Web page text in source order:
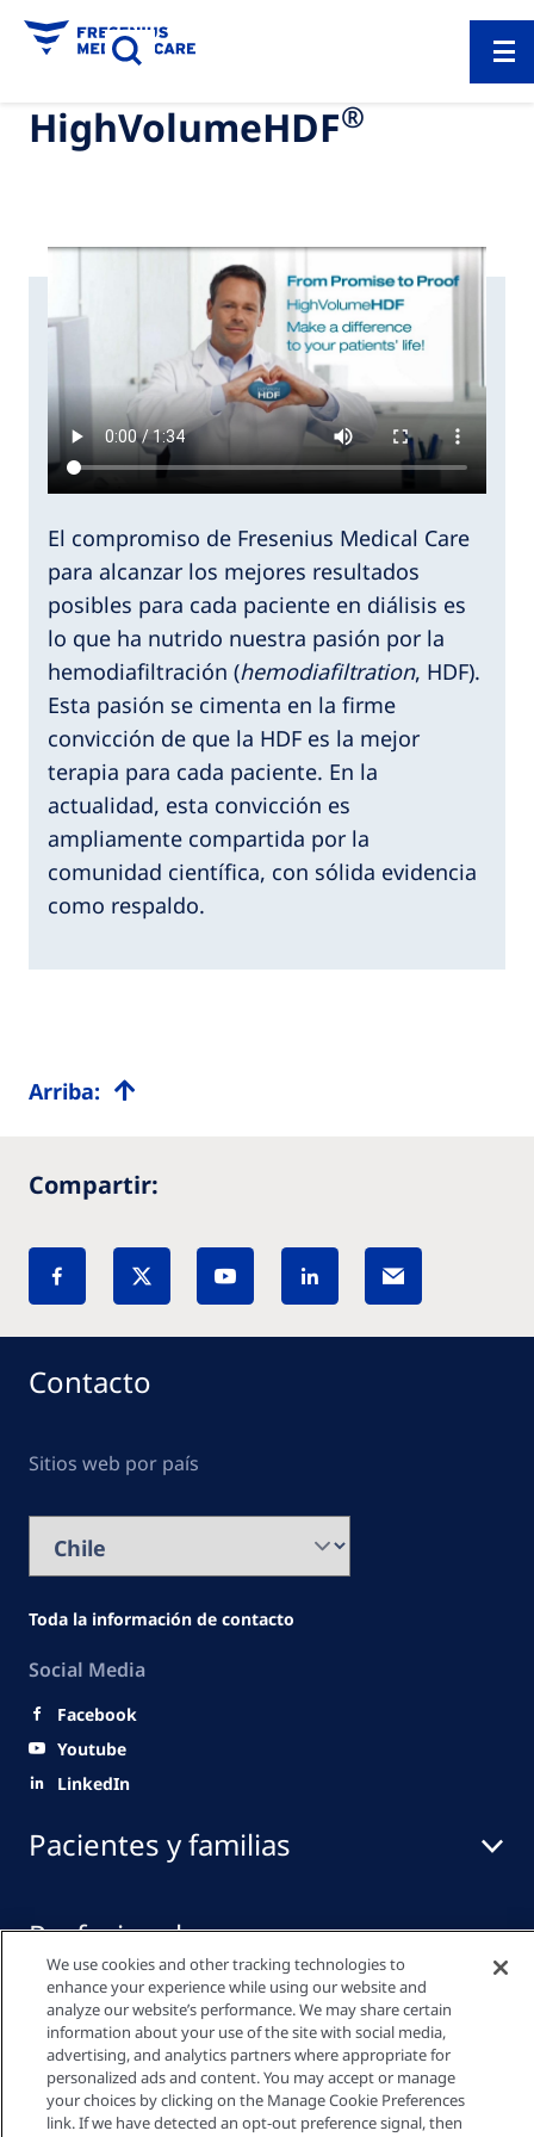
HighVolumeHDF®
El compromiso de Fresenius Medical Care
para alcanzar los mejores resultados
posibles para cada paciente en diálisis es
lo que ha nutrido nuestra pasión por la
hemodiafiltración (hemodiafiltration, HDF).
Esta pasión se cimenta en la firme
convicción de que la HDF es la mejor
terapia para cada paciente. En la
actualidad, esta convicción es
ampliamente compartida por la
comunidad científica, con sólida evidencia
como respaldo.
Arriba:
Compartir:
Pacientes y familias
Profesionales
Centro de medios
Contacto
Sitios web por país
Toda la información de contacto
Social Media
Facebook
Youtube
LinkedIn
Política de Privacidad
We use cookies and other tracking technologies to
enhance your experience while using our website and
analyze our website’s performance. We may share certain
information about your use of the site with social media,
advertising, and analytics partners where appropriate for
personalized ads and content. You may accept or manage
your choices by clicking on the Manage Cookie Preferences
link. If we have detected an opt-out preference signal, then